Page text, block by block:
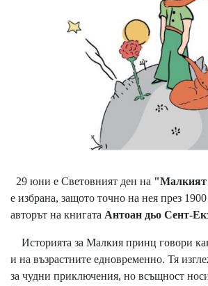
29 юни е Световният ден на "Малкият
е избрана, защото точно на нея през 1900
авторът на книгата Антоан дьо Сент-
Историята за Малкия принц говори
и на възрастните едновременно. Тя
за чудни приключения, но всъщност